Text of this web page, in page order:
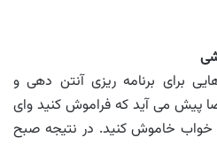
برای برنامه ریزی آنتن دهی و
پیش می آید که فراموش کنید وای
خواب خاموش کنید. در نتیجه صبح